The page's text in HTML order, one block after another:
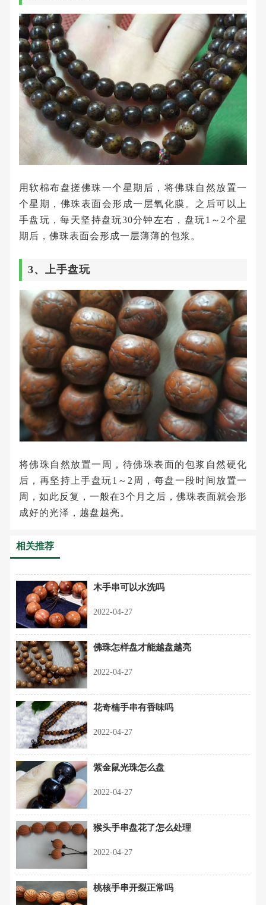
用软棉布盘搓佛珠一个星期后，将佛珠自然放置一
个星期，佛珠表面会形成一层氧化膜。之后可以上
手盘玩，每天坚持盘玩30分钟左右，盘玩1～2个星
期后，佛珠表面会形成一层薄薄的包浆。
3、上手盘玩
将佛珠自然放置一周，待佛珠表面的包浆自然硬化
后，再坚持上手盘玩1～2周，每盘一段时间放置一
周，如此反复，一般在3个月之后，佛珠表面就会形
成好的光泽，越盘越亮。
相关推荐
木手串可以水洗吗
2022-04-27
佛珠怎样盘才能越盘越亮
2022-04-27
花奇楠手串有香味吗
2022-04-27
紫金鼠光珠怎么盘
2022-04-27
猴头手串盘花了怎么处理
2022-04-27
桃核手串开裂正常吗